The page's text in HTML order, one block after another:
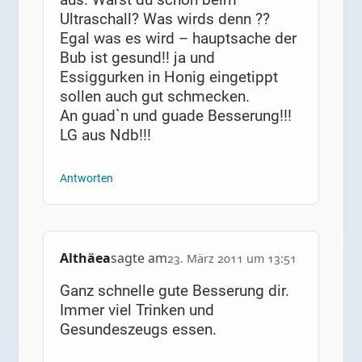
Ultraschall? Was wirds denn ??
Egal was es wird – hauptsache der
Bub ist gesund!! ja und
Essiggurken in Honig eingetippt
sollen auch gut schmecken.
An guad`n und guade Besserung!!!
LG aus Ndb!!!
Antworten
Althäeasagte am23. März 2011 um 13:51
Ganz schnelle gute Besserung dir.
Immer viel Trinken und
Gesundeszeugs essen.